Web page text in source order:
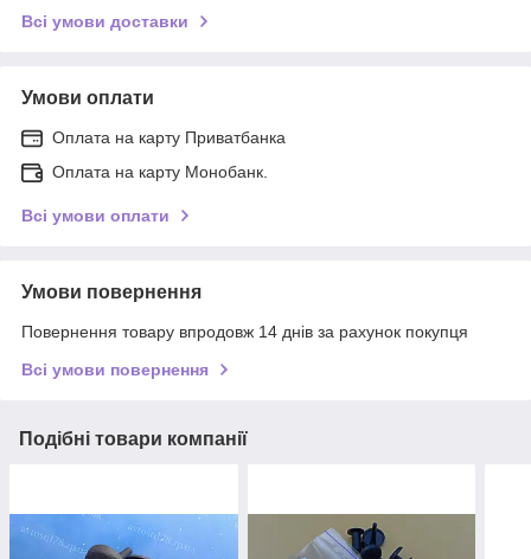
Всі умови доставки
Умови оплати
Оплата на карту Приватбанка
Оплата на карту Монобанк.
Всі умови оплати
Умови повернення
Повернення товару впродовж 14 днів за рахунок покупця
Всі умови повернення
Подібні товари компанії